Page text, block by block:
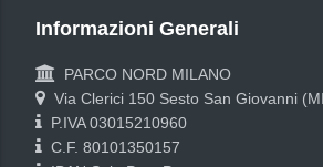
Informazioni Generali
PARCO NORD MILANO
Via Clerici 150 Sesto San Giovanni
P.IVA 03015210960
C.F. 80101350157